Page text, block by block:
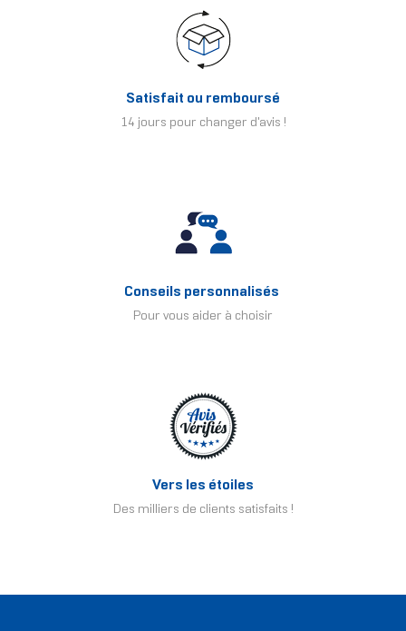
Satisfait ou remboursé
14 jours pour changer d'avis !
Conseils personnalisés
Pour vous aider à choisir
Vers les étoiles
Des milliers de clients satisfaits !